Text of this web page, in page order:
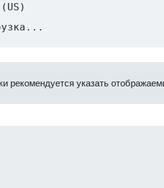
рекомендуется указать